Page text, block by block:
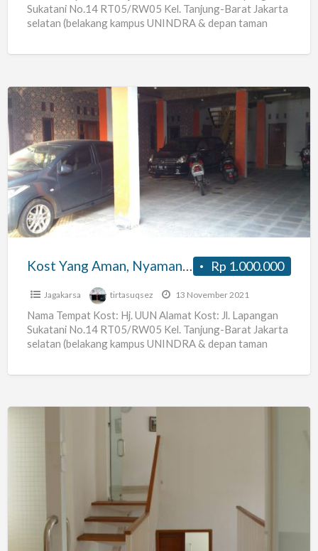
Isip,
Unv.
Tama,
Unindra
Sukatani No.14 RT05/RW05 Kel. Tanjung-Barat Jakarta
selatan (belakang kampus UNINDRA & depan taman
Kost
Yang
Aman,
Nyaman,
dan
Strategis
Deket
Nestle,
Archadia,
Oleos
Rp 1.000.000
Kost Yang Aman, Nyaman, dan Strategis Deket ANTAM, Nestle, Archadia, Oleos
Jagakarsa tirtasuqsez 13 November 2021
Nama Tempat Kost: Hj. UUN Alamat Kost: Jl. Lapangan
Sukatani No.14 RT05/RW05 Kel. Tanjung-Barat Jakarta
selatan (belakang kampus UNINDRA & depan taman
DISEWAKAN